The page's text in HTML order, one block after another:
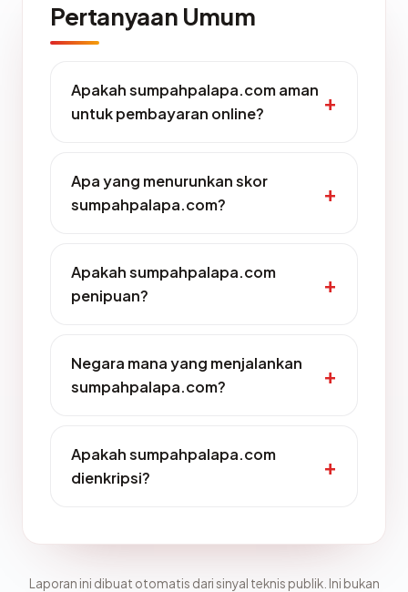
Pertanyaan Umum
Apakah sumpahpalapa.com aman
untuk pembayaran online?
Apa yang menurunkan skor
sumpahpalapa.com?
Apakah sumpahpalapa.com
penipuan?
Negara mana yang menjalankan
sumpahpalapa.com?
Apakah sumpahpalapa.com
dienkripsi?
Laporan ini dibuat otomatis dari sinyal teknis publik. Ini bukan